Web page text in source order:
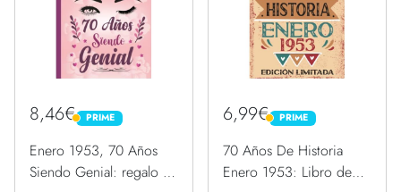
8,46€ PRIME
PRIME
Enero 1953, 70 Años
Siendo Genial: regalo de
6,99€ PRIME
PRIME
70 Años De Historia
Enero 1953: Libro de